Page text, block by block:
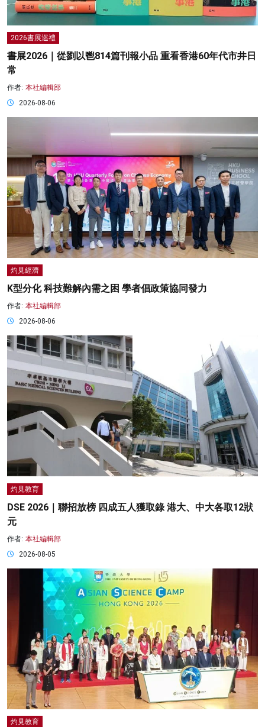
2026書展巡禮
書展2026｜從劉以鬯814篇刊報小品 重看香港60年代市井日
常
作者: 本社編輯部
2026-08-06
灼見經濟
K型分化 科技難解內需之困 學者倡政策協同發力
作者: 本社編輯部
2026-08-06
灼見教育
DSE 2026｜聯招放榜 四成五人獲取錄 港大、中大各取12狀
元
作者: 本社編輯部
2026-08-05
灼見教育